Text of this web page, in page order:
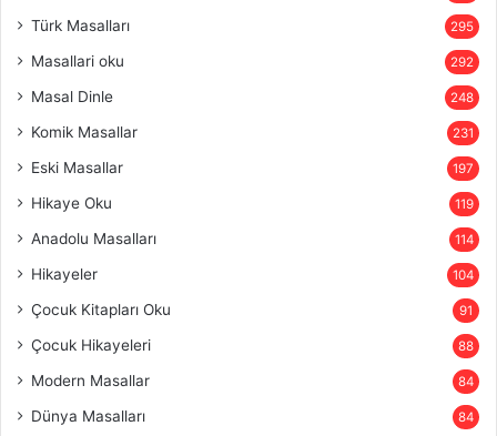
Türk Masalları 295
Masallari oku 292
Masal Dinle 248
Komik Masallar 231
Eski Masallar 197
Hikaye Oku 119
Anadolu Masalları 114
Hikayeler 104
Çocuk Kitapları Oku 91
Çocuk Hikayeleri 88
Modern Masallar 84
Dünya Masalları 84